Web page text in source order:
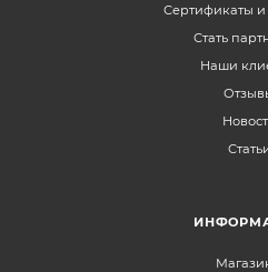
Сертификаты
Стать
Наши